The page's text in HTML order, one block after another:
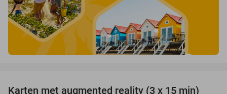
Karten met augmented reality (3 x 15 min)